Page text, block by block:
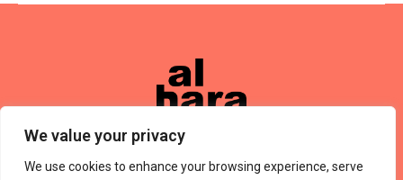
We value your privacy
We use cookies to enhance your browsing experience, serve
Términos De UsoAbout UsPolítica De Privacidad